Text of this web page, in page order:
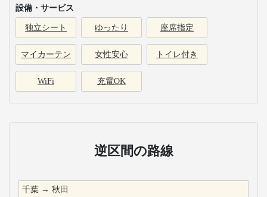
設備・サービス
独立シート ゆったり 座席指定
マイカーテン 女性安心 トイレ付き
WiFi 充電OK
逆区間の路線
千葉 → 秋田